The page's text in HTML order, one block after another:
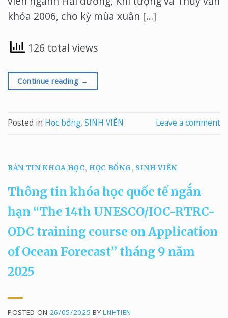
khóa 2006, cho kỳ mùa xuân […]
126 total views
Continue reading →
Posted in Học bổng, SINH VIÊN Leave a comment
BẢN TIN KHOA HỌC, HỌC BỔNG, SINH VIÊN
Thông tin khóa học quốc tế ngắn
hạn “The 14th UNESCO/IOC-RTRC-
ODC training course on Application
of Ocean Forecast” tháng 9 năm
2025
POSTED ON 26/05/2025 BYLNHTIEN